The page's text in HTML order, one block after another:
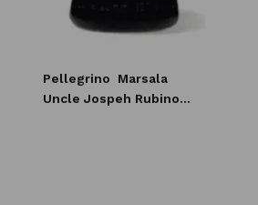
Pellegrino
Marsala
Uncle Jospeh Rubino